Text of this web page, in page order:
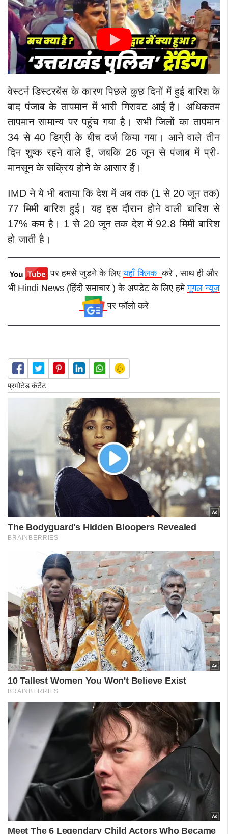
वेस्टर्न डिस्टरबेंस के कारण पिछले कुछ दिनों में हुई बारिश के
बाद पंजाब के तापमान में भारी गिरावट आई है। अधिकतम
तापमान सामान्य पर पहुंच गया है। सभी जिलों का तापमान
34 से 40 डिग्री के बीच दर्ज किया गया। आने वाले तीन
दिन शुष्क रहने वाले हैं, जबकि 26 जून से पंजाब में प्री-
मानसून के सक्रिय होने के आसार हैं।
IMD ने ये भी बताया कि देश में अब तक (1 से 20 जून तक)
77 मिमी बारिश हुई। यह इस दौरान होने वाली बारिश से
17% कम है। 1 से 20 जून तक देश में 92.8 मिमी बारिश
हो जाती है।
पर हमसे जुड़ने के लिएयहाँ क्लिककरे , साथ ही और
भी Hindi News (हिंदी समाचार ) के अपडेट के लिए हमेगूगल न्यूज़
पर फॉलो करे